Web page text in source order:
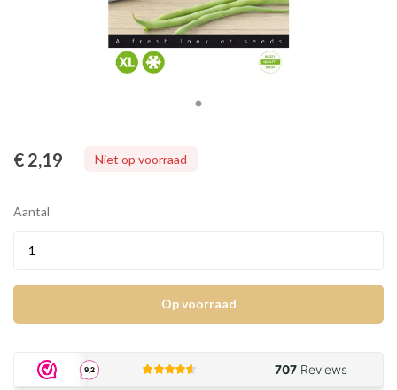
€ 2,19 Niet op voorraad
Aantal
Op voorraad